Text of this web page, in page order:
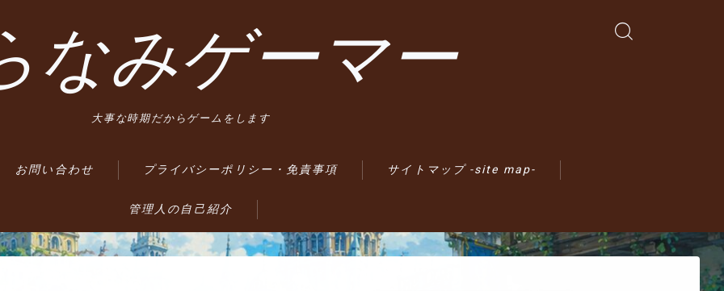
なみゲーマー
大事な時期だからゲームをします
お問い合わせ プライバシーポリシー・免責事項 サイトマップ -site map-
管理人の自己紹介